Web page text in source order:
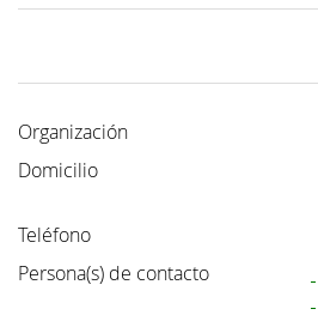
Organización
Domicilio
Teléfono
Persona(s) de contacto